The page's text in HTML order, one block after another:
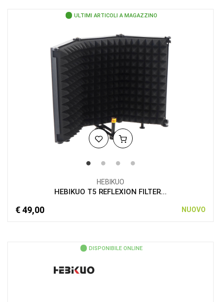
ULTIMI ARTICOLI A MAGAZZINO
HEBIKUO
HEBIKUO T5 REFLEXION FILTER...
€ 49,00 NUOVO
DISPONIBILE ONLINE